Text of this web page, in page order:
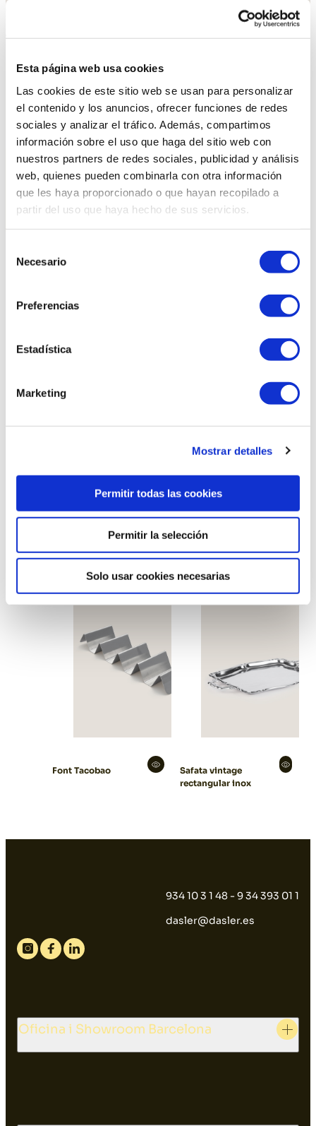
Esta página web usa cookies
Las cookies de este sitio web se usan para personalizar
el contenido y los anuncios, ofrecer funciones de redes
sociales y analizar el tráfico. Además, compartimos
información sobre el uso que haga del sitio web con
nuestros partners de redes sociales, publicidad y análisis
web, quienes pueden combinarla con otra información
que les haya proporcionado o que hayan recopilado a
partir del uso que haya hecho de sus servicios.
Necesario
Preferencias
Estadística
Marketing
Mostrar detalles
Permitir todas las cookies
Permitir la selección
Solo usar cookies necesarias
Enrere Següent
Safata servir daurada Safata anses inox
Font Tacobao
Safata vintage
rectangular inox
934 10 3 1 48 - 9 34 393 01 1
dasler@dasler.es
Instagram
FacebookLinkedin
Oficina i Showroom Barcelona